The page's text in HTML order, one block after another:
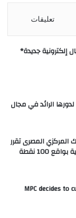
تعليقات
إلكترونية جديدة*
الرائد في مجال
المركزي المصرى تقرر
خفض أسعار العائد الأساسية بواقع 100 نقطة
MPC decides to